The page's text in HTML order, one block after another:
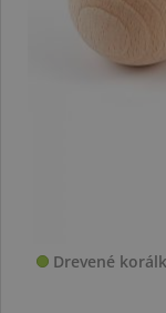
Drevené